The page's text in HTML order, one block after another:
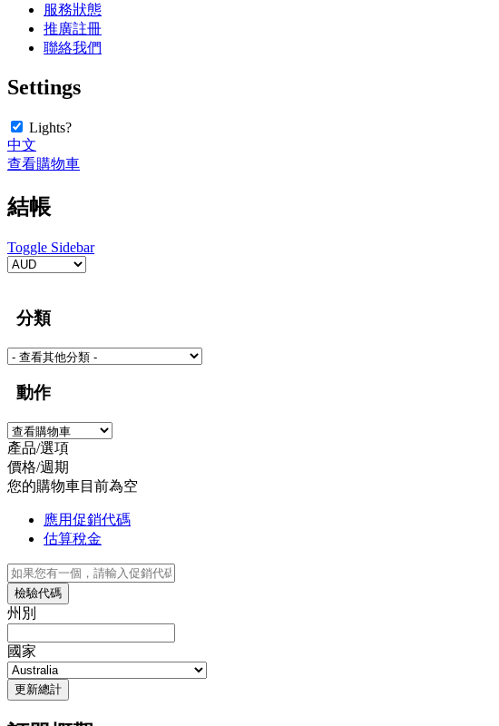
服務狀態
推廣註冊
聯絡我們
Settings
Lights?
中文
查看購物車
結帳
Toggle Sidebar
分類
動作
產品/選項
價格/週期
您的購物車目前為空
應用促銷代碼
估算稅金
檢驗代碼
州別
國家
更新總計